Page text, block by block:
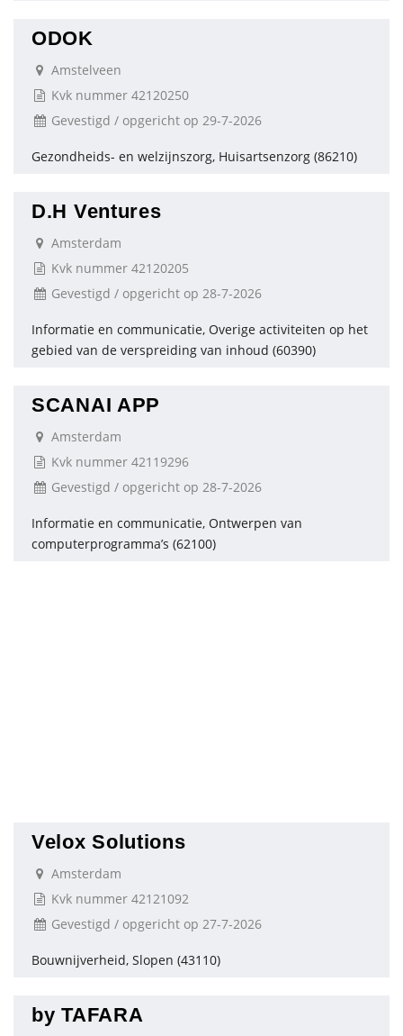
ODOK
Amstelveen
Kvk nummer 42120250
Gevestigd / opgericht op 29-7-2026
Gezondheids- en welzijnszorg, Huisartsenzorg (86210)
D.H Ventures
Amsterdam
Kvk nummer 42120205
Gevestigd / opgericht op 28-7-2026
Informatie en communicatie, Overige activiteiten op het
gebied van de verspreiding van inhoud (60390)
SCANAI APP
Amsterdam
Kvk nummer 42119296
Gevestigd / opgericht op 28-7-2026
Informatie en communicatie, Ontwerpen van
computerprogramma’s (62100)
Velox Solutions
Amsterdam
Kvk nummer 42121092
Gevestigd / opgericht op 27-7-2026
Bouwnijverheid, Slopen (43110)
by TAFARA